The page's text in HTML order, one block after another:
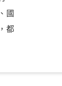
國
都